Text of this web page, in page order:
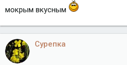
мокрым вкусным
Сурепка